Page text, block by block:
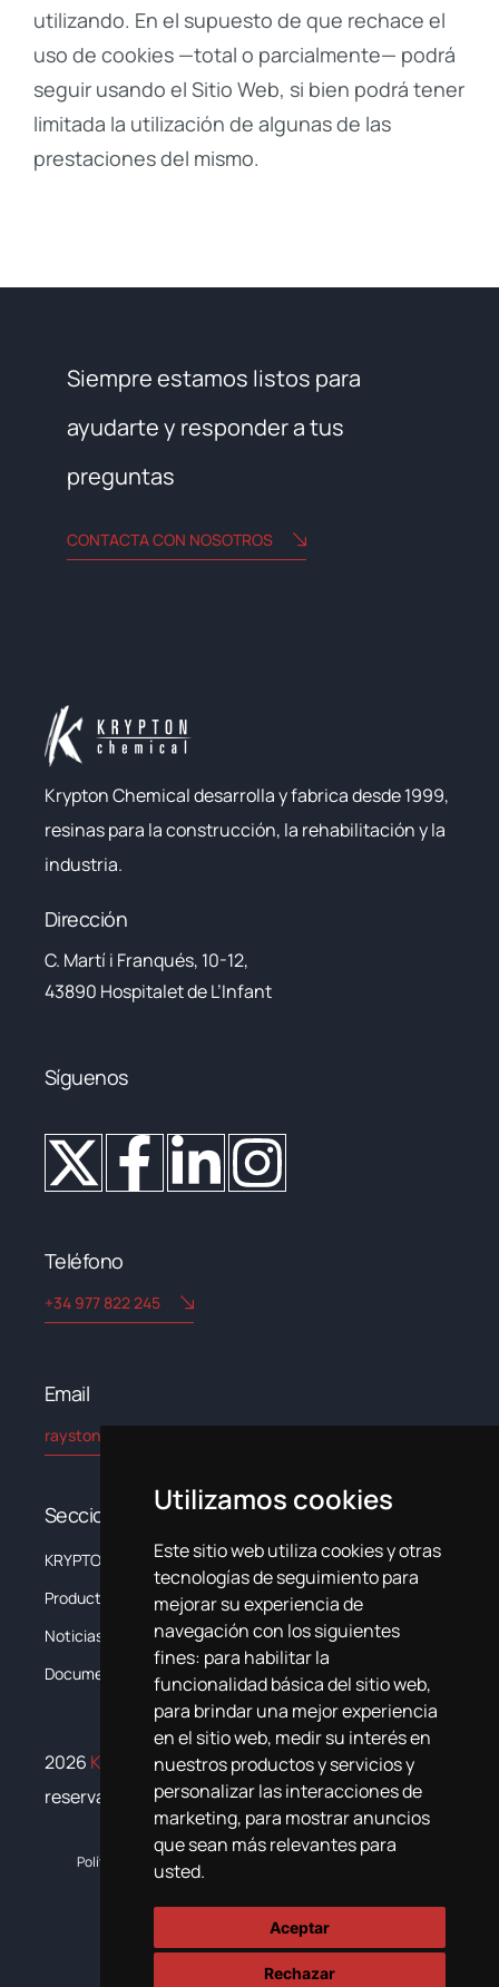
Utilizamos cookies
Este sitio web utiliza cookies y otras
tecnologías de seguimiento para
mejorar su experiencia de
navegación con los siguientes
fines: para habilitar la
funcionalidad básica del sitio web,
para brindar una mejor experiencia
en el sitio web, medir su interés en
nuestros productos y servicios y
personalizar las interacciones de
marketing, para mostrar anuncios
que sean más relevantes para
usted.
Aceptar
Rechazar
utilizando. En el supuesto de que rechace el
uso de cookies —total o parcialmente— podrá
seguir usando el Sitio Web, si bien podrá tener
limitada la utilización de algunas de las
prestaciones del mismo.
Siempre estamos listos para
ayudarte y responder a tus
preguntas
CONTACTA CON NOSOTROS
Krypton Chemical desarrolla y fabrica desde 1999,
resinas para la construcción, la rehabilitación y la
industria.
Dirección
C. Martí i Franqués, 10-12,
43890 Hospitalet de L’Infant
Síguenos
Teléfono
+34 977 822 245
Email​
rayston@kryptonchemical.com
Secciones
KRYPTON
La Empresa
Productos
Sistemas
Noticias
Formación
Documentación
Contacta
2026 Krypton Chemical. Todos los derechos
reservados
Política de cookies Política de privacidad Plan de igualdad